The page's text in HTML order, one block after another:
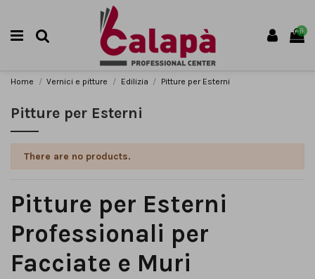
0
Home Vernici e pitture Edilizia Pitture per Esterni
Pitture per Esterni
There are no products.
Pitture per Esterni
Professionali per
Facciate e Muri